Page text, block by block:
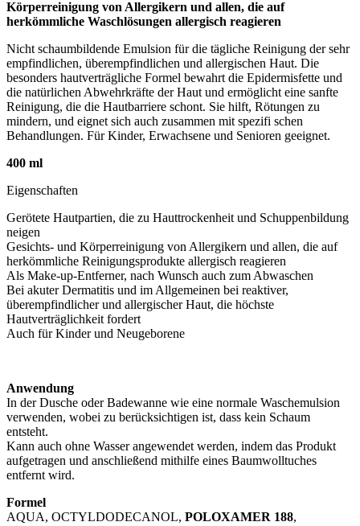
Körperreinigung von Allergikern und allen, die auf
herkömmliche Waschlösungen allergisch reagieren
Nicht schaumbildende Emulsion für die tägliche Reinigung der sehr
empfindlichen, überempfindlichen und allergischen Haut. Die
besonders hautverträgliche Formel bewahrt die Epidermisfette und
die natürlichen Abwehrkräfte der Haut und ermöglicht eine sanfte
Reinigung, die die Hautbarriere schont. Sie hilft, Rötungen zu
mindern, und eignet sich auch zusammen mit spezifi schen
Behandlungen. Für Kinder, Erwachsene und Senioren geeignet.
400 ml
Eigenschaften
Gerötete Hautpartien, die zu Hauttrockenheit und Schuppenbildung
neigen
Gesichts- und Körperreinigung von Allergikern und allen, die auf
herkömmliche Reinigungsprodukte allergisch reagieren
Als Make-up-Entferner, nach Wunsch auch zum Abwaschen
Bei akuter Dermatitis und im Allgemeinen bei reaktiver,
überempfindlicher und allergischer Haut, die höchste
Hautverträglichkeit fordert
Auch für Kinder und Neugeborene
Anwendung
In der Dusche oder Badewanne wie eine normale Waschemulsion
verwenden, wobei zu berücksichtigen ist, dass kein Schaum
entsteht.
Kann auch ohne Wasser angewendet werden, indem das Produkt
aufgetragen und anschließend mithilfe eines Baumwolltuches
entfernt wird.
Formel
AQUA, OCTYLDODECANOL, POLOXAMER 188,